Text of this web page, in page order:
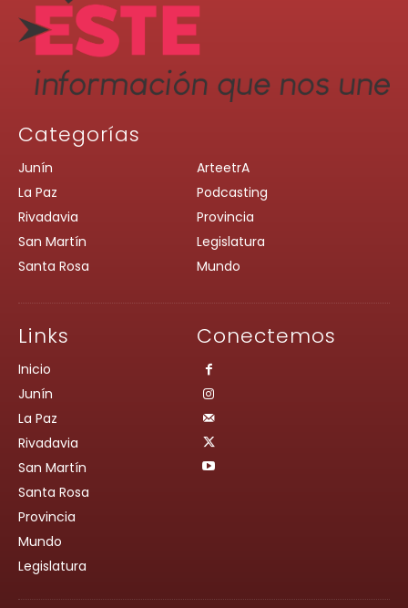
Categorías
Junín
La Paz
Rivadavia
San Martín
Santa Rosa
ArteetrA
Podcasting
Provincia
Legislatura
Mundo
Links
Inicio
Junín
La Paz
Rivadavia
San Martín
Santa Rosa
Provincia
Mundo
Legislatura
Conectemos